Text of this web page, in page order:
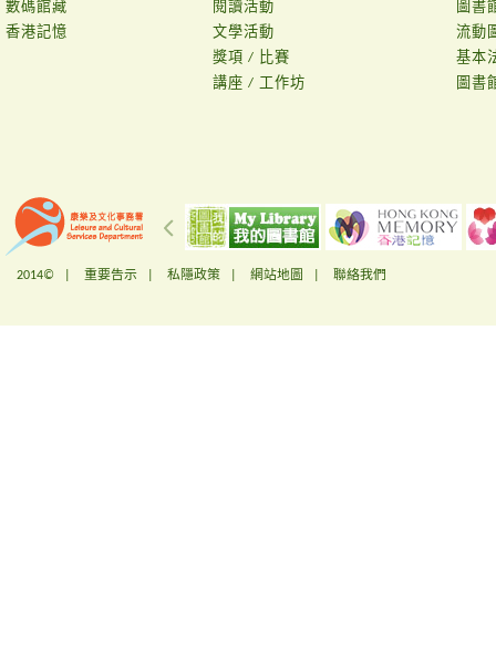
數碼館藏
香港記憶
閱讀活動
文學活動
獎項 / 比賽
講座 / 工作坊
圖書
流動
基本
圖書
2014© | 重要告示 私隱政策 網站地圖 聯絡我們